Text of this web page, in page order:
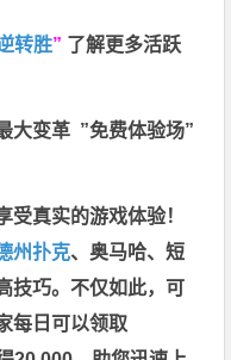
转胜” 了解更多活跃
大变革 ”免费体验场”
受真实的游戏体验！
州扑克、奥马哈、短
技巧。不仅如此， 可
每日可以领取